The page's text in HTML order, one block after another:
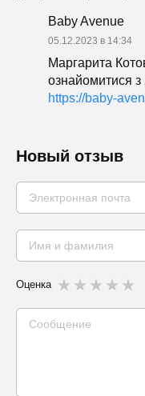
Baby Avenue
05.12.2023 в 14:34
Маргарита
ознайомитися
https://baby-
Новый отзыв
Оценка